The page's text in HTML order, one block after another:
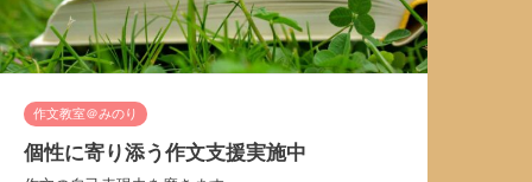
作文教室＠みのり
個性に寄り添う作文支援実施中